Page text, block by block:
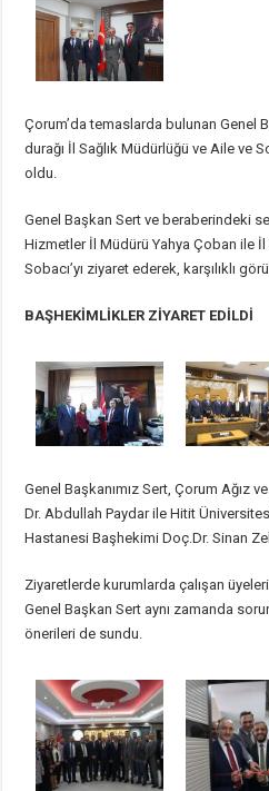
Çorum’da temaslarda bulunan Genel
durağı İl Sağlık Müdürlüğü ve Aile ve
oldu.
Genel Başkan Sert ve beraberindeki
Hizmetler İl Müdürü Yahya Çoban ile İl
Sobacı’yı ziyaret ederek, karşılıklı
BAŞHEKİMLİKLER ZİYARET EDİLDİ
Genel Başkanımız Sert, Çorum Ağız
Dr. Abdullah Paydar ile Hitit
Hastanesi Başhekimi Doç.Dr. Sinan
Ziyaretlerde kurumlarda çalışan
Genel Başkan Sert aynı zamanda
önerileri de sundu.